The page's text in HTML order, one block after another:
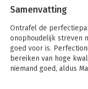
Samenvatting
Ontrafel de
onophoudelijk streven
goed voor is.
bereiken van hoge
niemand goed, aldus